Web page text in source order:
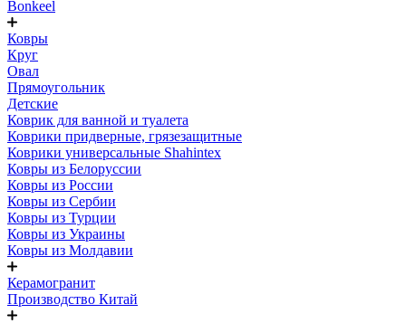
Bonkeel
Ковры
Круг
Овал
Прямоугольник
Детские
Коврик для ванной и туалета
Коврики придверные, грязезащитные
Коврики универсальные Shahintex
Ковры из Белоруссии
Ковры из России
Ковры из Сербии
Ковры из Турции
Ковры из Украины
Ковры из Молдавии
Керамогранит
Производство Китай